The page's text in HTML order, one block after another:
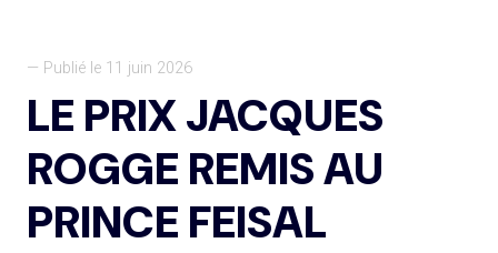
— Publié le 11 juin 2026
LE PRIX JACQUES
ROGGE REMIS AU
PRINCE FEISAL